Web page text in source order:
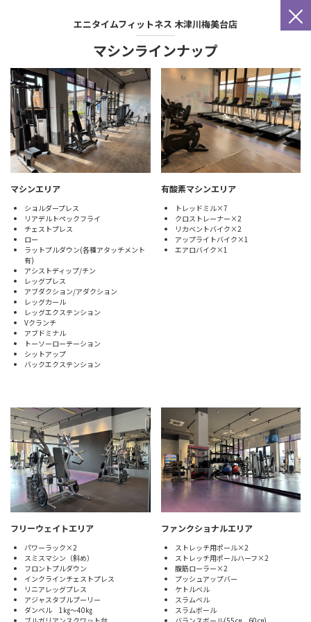
×
エニタイムフィットネス 木津川梅美台店
マシンラインナップ
マシンエリア
ショルダープレス
リアデルトペックフライ
チェストプレス
ロー
ラットプルダウン(各種アタッチメント
有)
アシストディップ/チン
レッグプレス
アブダクション/アダクション
レッグカール
レッグエクステンション
Vクランチ
アブドミナル
トーソーローテーション
シットアップ
バックエクステンション
有酸素マシンエリア
トレッドミル×7
クロストレーナー×2
リカベントバイク×2
アップライトバイク×1
エアロバイク×1
フリーウェイトエリア
パワーラック×2
スミスマシン（斜め）
フロントプルダウン
インクラインチェストプレス
リニアレッグプレス
アジャスタブルプーリー
ダンベル 1㎏～40㎏
ファンクショナルエリア
ストレッチ用ポール×2
ストレッチ用ポールハーフ×2
腹筋ローラー×2
プッシュアップバー
ケトルベル
スラムベル
スラムボール